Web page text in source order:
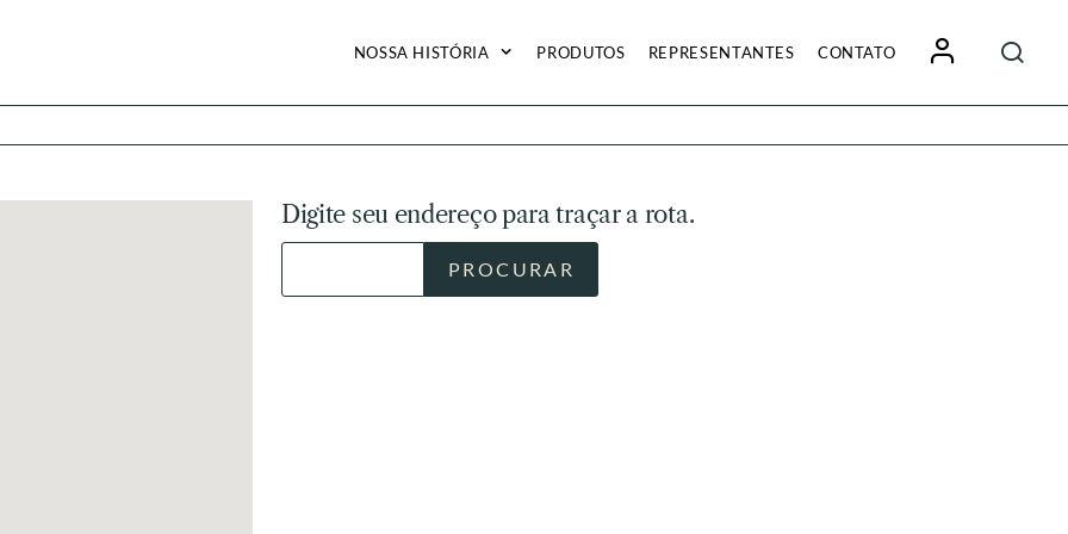
NOSSA HISTÓRIA PRODUTOS REPRESENTANTES CONTATO
por:
Digite seu endereço para traçar a rota.